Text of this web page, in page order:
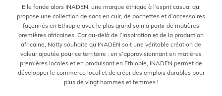
Elle fonde alors INADEN, une marque éthique à l’esprit casual qui
propose une collection de sacs en cuir, de pochettes et d’accessoires
façonnés en Ethiopie avec le plus grand soin à partir de matières
premières africaines. Car au-delà de l’inspiration et de la production
africaine, Natty souhaite qu’INADEN soit une véritable création de
valeur ajoutée pour ce territoire : en s’approvisionnant en matières
premières locales et en produisant en Ethiopie, INADEN permet de
développer le commerce local et de créer des emplois durables pour
plus de vingt hommes et femmes !